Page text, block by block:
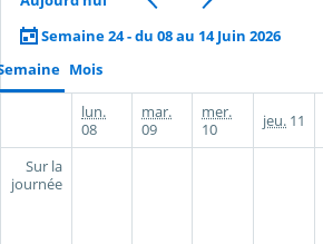
Semaine 24 - du 08 au 14 Juin 2026
Mois
lun.
08
mar.
09
mer.
10
jeu. 11
Sur la
journée